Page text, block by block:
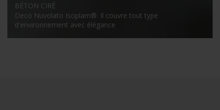
BÉTON CIRÉ
Deco Nuvolato Isoplam®. Il couvre tout type
d'environnement avec élégance